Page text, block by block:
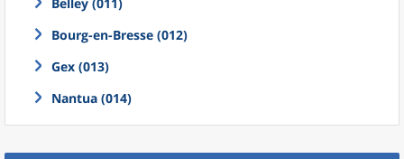
Bourg-en-Bresse (012)
Gex (013)
Nantua (014)